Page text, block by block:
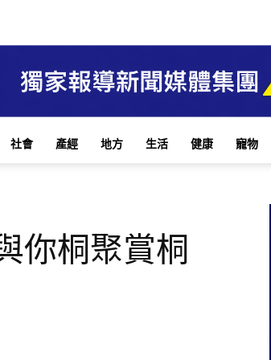
社會 產經 地方 生活 健康 寵物
你桐聚賞桐